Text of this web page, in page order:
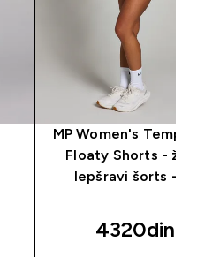
MP Women's Tempo
Floaty Shorts -
lepšravi šorts -
4320din‎